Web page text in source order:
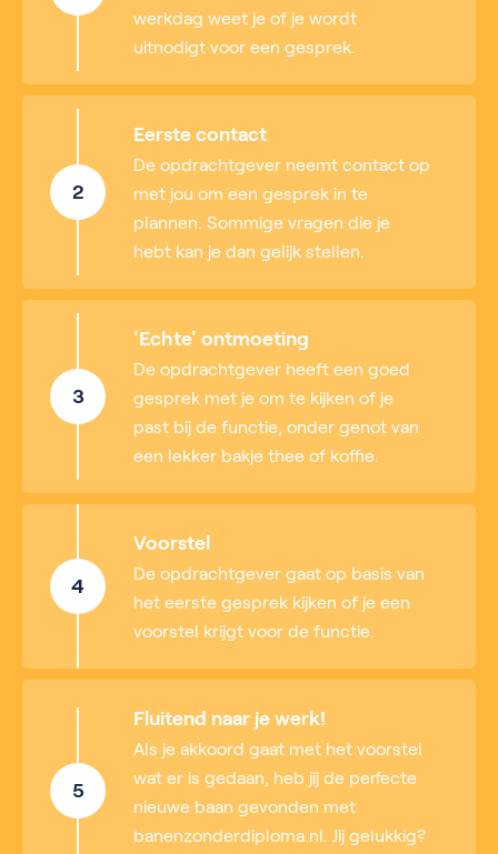
werkdag weet je of je wordt
uitnodigt voor een gesprek.
2
Eerste contact
De opdrachtgever neemt contact op
met jou om een gesprek in te
plannen. Sommige vragen die je
hebt kan je dan gelijk stellen.
3
'Echte' ontmoeting
De opdrachtgever heeft een goed
gesprek met je om te kijken of je
past bij de functie, onder genot van
een lekker bakje thee of koffie.
4
Voorstel
De opdrachtgever gaat op basis van
het eerste gesprek kijken of je een
voorstel krijgt voor de functie.
5
Fluitend naar je werk!
Als je akkoord gaat met het voorstel
wat er is gedaan, heb jij de perfecte
nieuwe baan gevonden met
banenzonderdiploma.nl. Jij gelukkig?